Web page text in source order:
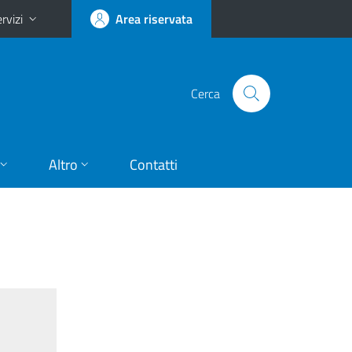
Area riservata
Cerca
Altro Contatti